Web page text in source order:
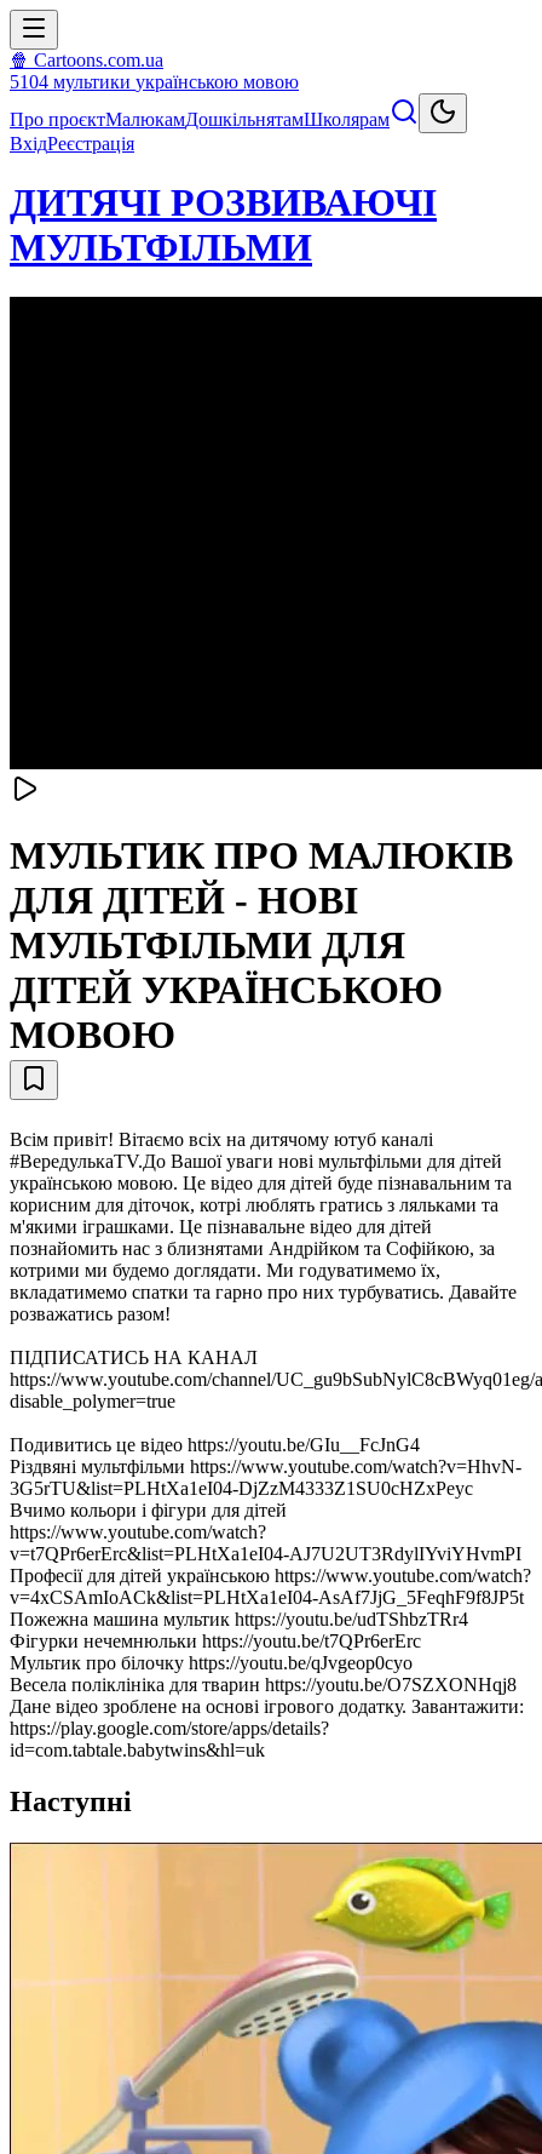
🍿 Cartoons.com.ua
5104 мультики українською мовою
Про проєктМалюкамДошкільнятамШколярам
ВхідРеєстрація
ДИТЯЧІ РОЗВИВАЮЧІ
МУЛЬТФІЛЬМИ
МУЛЬТИК ПРО МАЛЮКІВ
ДЛЯ ДІТЕЙ - НОВІ
МУЛЬТФІЛЬМИ ДЛЯ
ДІТЕЙ УКРАЇНСЬКОЮ
МОВОЮ
Всім привіт! Вітаємо всіх на дитячому ютуб каналі
#ВередулькаТV.До Вашої уваги нові мультфільми для дітей
українською мовою. Це відео для дітей буде пізнавальним та
корисним для діточок, котрі люблять гратись з ляльками та
м'якими іграшками. Це пізнавальне відео для дітей
познайомить нас з близнятами Андрійком та Софійкою, за
котрими ми будемо доглядати. Ми годуватимемо їх,
вкладатимемо спатки та гарно про них турбуватись. Давайте
розважатись разом!
ПІДПИСАТИСЬ НА КАНАЛ
https://www.youtube.com/channel/UC_gu9bSubNylC8cBWyq01eg/
disable_polymer=true
Подивитись це відео https://youtu.be/GIu__FcJnG4
Різдвяні мультфільми https://www.youtube.com/watch?v=HhvN-
3G5rTU&list=PLHtXa1eI04-DjZzM4333Z1SU0cHZxPeyc
Вчимо кольори і фігури для дітей
https://www.youtube.com/watch?
v=t7QPr6erErc&list=PLHtXa1eI04-AJ7U2UT3RdylIYviYHvmPI
Професії для дітей українською https://www.youtube.com/watch?
v=4xCSAmIoACk&list=PLHtXa1eI04-AsAf7JjG_5FeqhF9f8JP5t
Пожежна машина мультик https://youtu.be/udTShbzTRr4
Фігурки нечемнюльки https://youtu.be/t7QPr6erErc
Мультик про білочку https://youtu.be/qJvgeop0cyo
Весела поліклініка для тварин https://youtu.be/O7SZXONHqj8
Дане відео зроблене на основі ігрового додатку. Завантажити:
https://play.google.com/store/apps/details?
id=com.tabtale.babytwins&hl=uk
Наступні